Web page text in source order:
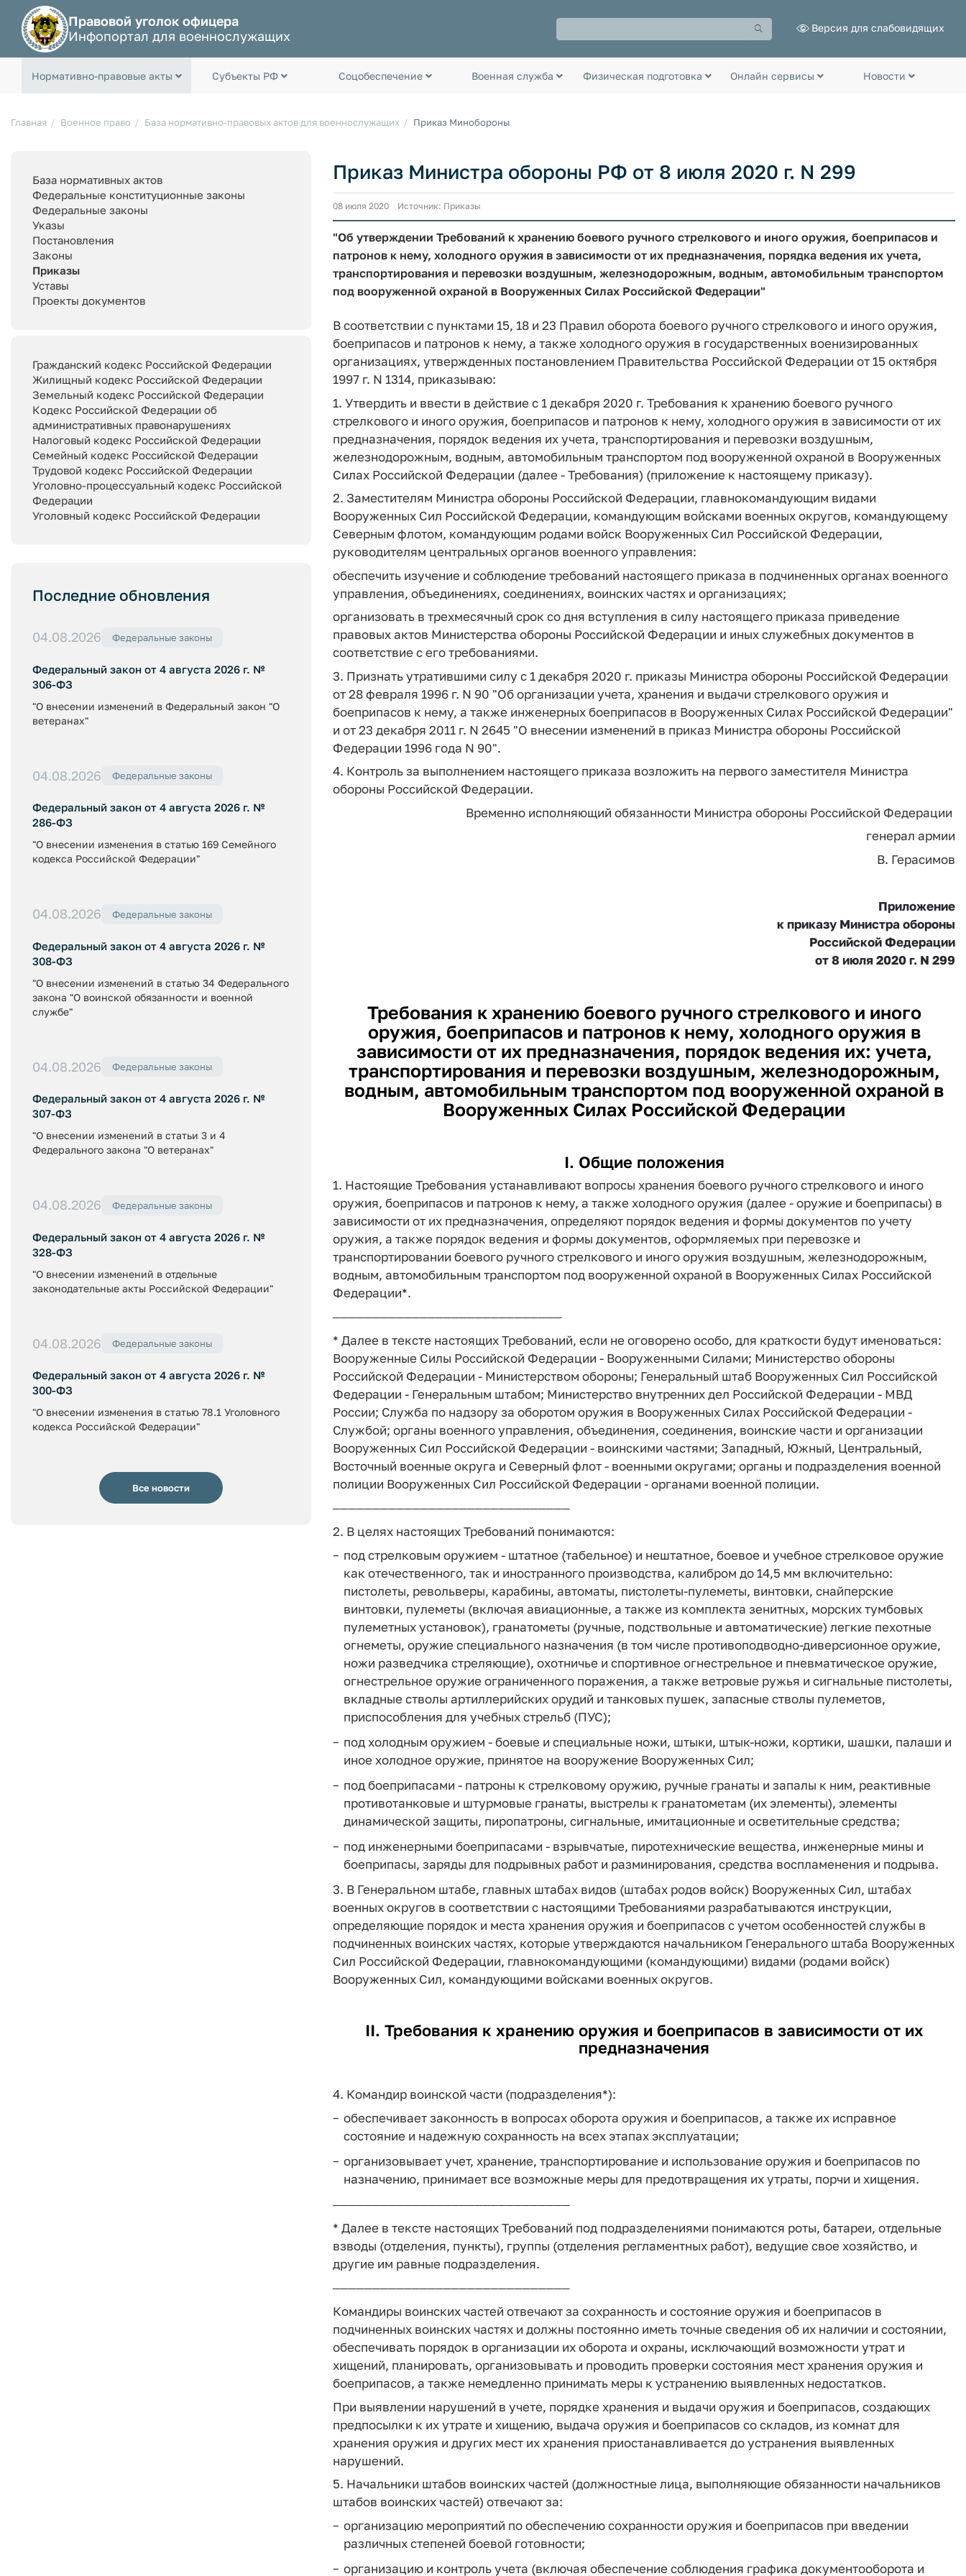
Правовой уголок офицера
Инфопортал для военнослужащих
Версия для слабовидящих
Нормативно-правовые акты Субъекты РФ Соцобеспечение Военная служба Физическая подготовка Онлайн сервисы Новости
Главная Военное право База нормативно-правовых актов для военнослужащих Приказ Минобороны
База нормативных актов
Федеральные конституционные законы
Федеральные законы
Указы
Постановления
Законы
Приказы
Уставы
Проекты документов
Гражданский кодекс Российской Федерации
Жилищный кодекс Российской Федерации
Земельный кодекс Российской Федерации
Кодекс Российской Федерации об
административных правонарушениях
Налоговый кодекс Российской Федерации
Семейный кодекс Российской Федерации
Трудовой кодекс Российской Федерации
Уголовно-процессуальный кодекс Российской
Федерации
Уголовный кодекс Российской Федерации
Последние обновления
04.08.2026 Федеральные законы
Федеральный закон от 4 августа 2026 г. №
306-ФЗ
"О внесении изменений в Федеральный закон "О
ветеранах"
04.08.2026 Федеральные законы
Федеральный закон от 4 августа 2026 г. №
286-ФЗ
"О внесении изменения в статью 169 Семейного
кодекса Российской Федерации"
04.08.2026 Федеральные законы
Федеральный закон от 4 августа 2026 г. №
308-ФЗ
"О внесении изменений в статью 34 Федерального
закона "О воинской обязанности и военной
службе"
04.08.2026 Федеральные законы
Федеральный закон от 4 августа 2026 г. №
307-ФЗ
"О внесении изменений в статьи 3 и 4
Федерального закона "О ветеранах"
04.08.2026 Федеральные законы
Федеральный закон от 4 августа 2026 г. №
328-ФЗ
"О внесении изменений в отдельные
законодательные акты Российской Федерации"
04.08.2026 Федеральные законы
Федеральный закон от 4 августа 2026 г. №
300-ФЗ
"О внесении изменения в статью 78.1 Уголовного
кодекса Российской Федерации"
Все новости
Приказ Министра обороны РФ от 8 июля 2020 г. N 299
08 июля 2020 Источник: Приказы
"Об утверждении Требований к хранению боевого ручного стрелкового и иного оружия, боеприпасов и
патронов к нему, холодного оружия в зависимости от их предназначения, порядка ведения их учета,
транспортирования и перевозки воздушным, железнодорожным, водным, автомобильным транспортом
под вооруженной охраной в Вооруженных Силах Российской Федерации"
В соответствии с пунктами 15, 18 и 23 Правил оборота боевого ручного стрелкового и иного оружия,
боеприпасов и патронов к нему, а также холодного оружия в государственных военизированных
организациях, утвержденных постановлением Правительства Российской Федерации от 15 октября
1997 г. N 1314, приказываю:
1. Утвердить и ввести в действие с 1 декабря 2020 г. Требования к хранению боевого ручного
стрелкового и иного оружия, боеприпасов и патронов к нему, холодного оружия в зависимости от их
предназначения, порядок ведения их учета, транспортирования и перевозки воздушным,
железнодорожным, водным, автомобильным транспортом под вооруженной охраной в Вооруженных
Силах Российской Федерации (далее - Требования) (приложение к настоящему приказу).
2. Заместителям Министра обороны Российской Федерации, главнокомандующим видами
Вооруженных Сил Российской Федерации, командующим войсками военных округов, командующему
Северным флотом, командующим родами войск Вооруженных Сил Российской Федерации,
руководителям центральных органов военного управления:
обеспечить изучение и соблюдение требований настоящего приказа в подчиненных органах военного
управления, объединениях, соединениях, воинских частях и организациях;
организовать в трехмесячный срок со дня вступления в силу настоящего приказа приведение
правовых актов Министерства обороны Российской Федерации и иных служебных документов в
соответствие с его требованиями.
3. Признать утратившими силу с 1 декабря 2020 г. приказы Министра обороны Российской Федерации
от 28 февраля 1996 г. N 90 "Об организации учета, хранения и выдачи стрелкового оружия и
боеприпасов к нему, а также инженерных боеприпасов в Вооруженных Силах Российской Федерации"
и от 23 декабря 2011 г. N 2645 "О внесении изменений в приказ Министра обороны Российской
Федерации 1996 года N 90".
4. Контроль за выполнением настоящего приказа возложить на первого заместителя Министра
обороны Российской Федерации.
Временно исполняющий обязанности Министра обороны Российской Федерации
генерал армии
В. Герасимов
Приложение
к приказу Министра обороны
Российской Федерации
от 8 июля 2020 г. N 299
Требования к хранению боевого ручного стрелкового и иного
оружия, боеприпасов и патронов к нему, холодного оружия в
зависимости от их предназначения, порядок ведения их: учета,
транспортирования и перевозки воздушным, железнодорожным,
водным, автомобильным транспортом под вооруженной охраной в
Вооруженных Силах Российской Федерации
I. Общие положения
1. Настоящие Требования устанавливают вопросы хранения боевого ручного стрелкового и иного
оружия, боеприпасов и патронов к нему, а также холодного оружия (далее - оружие и боеприпасы) в
зависимости от их предназначения, определяют порядок ведения и формы документов по учету
оружия, а также порядок ведения и формы документов, оформляемых при перевозке и
транспортировании боевого ручного стрелкового и иного оружия воздушным, железнодорожным,
водным, автомобильным транспортом под вооруженной охраной в Вооруженных Силах Российской
Федерации*.
─────────────────────────────
* Далее в тексте настоящих Требований, если не оговорено особо, для краткости будут именоваться:
Вооруженные Силы Российской Федерации - Вооруженными Силами; Министерство обороны
Российской Федерации - Министерством обороны; Генеральный штаб Вооруженных Сил Российской
Федерации - Генеральным штабом; Министерство внутренних дел Российской Федерации - МВД
России; Служба по надзору за оборотом оружия в Вооруженных Силах Российской Федерации -
Службой; органы военного управления, объединения, соединения, воинские части и организации
Вооруженных Сил Российской Федерации - воинскими частями; Западный, Южный, Центральный,
Восточный военные округа и Северный флот - военными округами; органы и подразделения военной
полиции Вооруженных Сил Российской Федерации - органами военной полиции.
──────────────────────────────
2. В целях настоящих Требований понимаются:
под стрелковым оружием - штатное (табельное) и нештатное, боевое и учебное стрелковое оружие
как отечественного, так и иностранного производства, калибром до 14,5 мм включительно:
пистолеты, револьверы, карабины, автоматы, пистолеты-пулеметы, винтовки, снайперские
винтовки, пулеметы (включая авиационные, а также из комплекта зенитных, морских тумбовых
пулеметных установок), гранатометы (ручные, подствольные и автоматические) легкие пехотные
огнеметы, оружие специального назначения (в том числе противоподводно-диверсионное оружие,
ножи разведчика стреляющие), охотничье и спортивное огнестрельное и пневматическое оружие,
огнестрельное оружие ограниченного поражения, а также ветровые ружья и сигнальные пистолеты,
вкладные стволы артиллерийских орудий и танковых пушек, запасные стволы пулеметов,
приспособления для учебных стрельб (ПУС);
под холодным оружием - боевые и специальные ножи, штыки, штык-ножи, кортики, шашки, палаши и
иное холодное оружие, принятое на вооружение Вооруженных Сил;
под боеприпасами - патроны к стрелковому оружию, ручные гранаты и запалы к ним, реактивные
противотанковые и штурмовые гранаты, выстрелы к гранатометам (их элементы), элементы
динамической защиты, пиропатроны, сигнальные, имитационные и осветительные средства;
под инженерными боеприпасами - взрывчатые, пиротехнические вещества, инженерные мины и
боеприпасы, заряды для подрывных работ и разминирования, средства воспламенения и подрыва.
3. В Генеральном штабе, главных штабах видов (штабах родов войск) Вооруженных Сил, штабах
военных округов в соответствии с настоящими Требованиями разрабатываются инструкции,
определяющие порядок и места хранения оружия и боеприпасов с учетом особенностей службы в
подчиненных воинских частях, которые утверждаются начальником Генерального штаба Вооруженных
Сил Российской Федерации, главнокомандующими (командующими) видами (родами войск)
Вооруженных Сил, командующими войсками военных округов.
II. Требования к хранению оружия и боеприпасов в зависимости от их
предназначения
4. Командир воинской части (подразделения*):
обеспечивает законность в вопросах оборота оружия и боеприпасов, а также их исправное
состояние и надежную сохранность на всех этапах эксплуатации;
организовывает учет, хранение, транспортирование и использование оружия и боеприпасов по
назначению, принимает все возможные меры для предотвращения их утраты, порчи и хищения.
──────────────────────────────
* Далее в тексте настоящих Требований под подразделениями понимаются роты, батареи, отдельные
взводы (отделения, пункты), группы (отделения регламентных работ), ведущие свое хозяйство, и
другие им равные подразделения.
──────────────────────────────
Командиры воинских частей отвечают за сохранность и состояние оружия и боеприпасов в
подчиненных воинских частях и должны постоянно иметь точные сведения об их наличии и состоянии,
обеспечивать порядок в организации их оборота и охраны, исключающий возможности утрат и
хищений, планировать, организовывать и проводить проверки состояния мест хранения оружия и
боеприпасов, а также немедленно принимать меры к устранению выявленных недостатков.
При выявлении нарушений в учете, порядке хранения и выдачи оружия и боеприпасов, создающих
предпосылки к их утрате и хищению, выдача оружия и боеприпасов со складов, из комнат для
хранения оружия и других мест их хранения приостанавливается до устранения выявленных
нарушений.
5. Начальники штабов воинских частей (должностные лица, выполняющие обязанности начальников
штабов воинских частей) отвечают за:
организацию мероприятий по обеспечению сохранности оружия и боеприпасов при введении
различных степеней боевой готовности;
организацию и контроль учета (включая обеспечение соблюдения графика документооборота и